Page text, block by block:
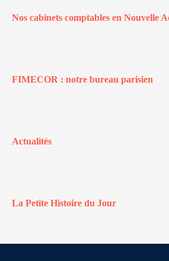
Nos cabinets comptables en Nouvelle
FIMECOR : notre bureau parisien
Actualités
La Petite Histoire du Jour